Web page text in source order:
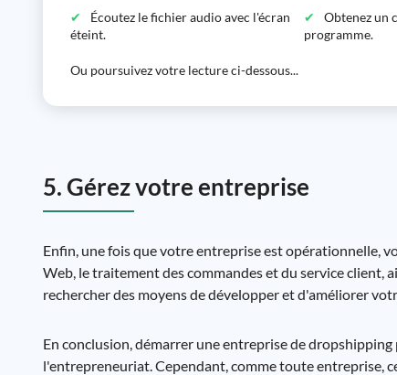
Écoutez le fichier audio avec l'écran
éteint.
Obtenez un
programme.
Ou poursuivez votre lecture ci-dessous...
5. Gérez votre entreprise
Enfin, une fois que votre entreprise est opérationnelle,
Web, le traitement des commandes et du service client,
rechercher des moyens de développer et d'améliorer
En conclusion, démarrer une entreprise de
l'entrepreneuriat. Cependant, comme toute entreprise,